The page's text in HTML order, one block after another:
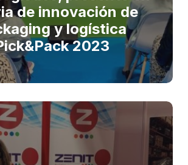
de innovación de
y logística
2023